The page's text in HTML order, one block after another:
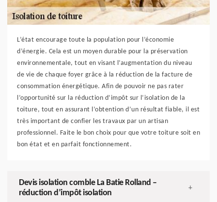
L’état encourage toute la population pour l’économie
d’énergie. Cela est un moyen durable pour la préservation
environnementale, tout en visant l’augmentation du niveau
de vie de chaque foyer grâce à la réduction de la facture de
consommation énergétique. Afin de pouvoir ne pas rater
l’opportunité sur la réduction d’impôt sur l’isolation de la
toiture, tout en assurant l’obtention d’un résultat fiable, il est
très important de confier les travaux par un artisan
professionnel. Faite le bon choix pour que votre toiture soit en
bon état et en parfait fonctionnement.
Devis isolation comble La Batie Rolland –
réduction d’impôt isolation
+